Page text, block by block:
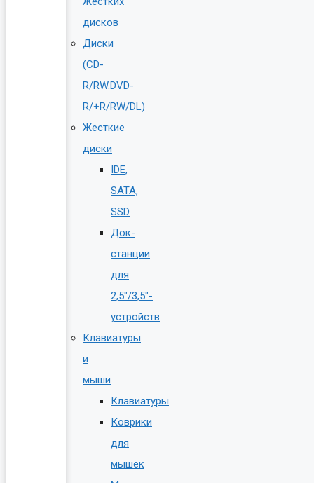
дисков
Диски
(CD-
R/RW.DVD-
R/+R/RW/DL)
Жесткие
диски
IDE,
SATA,
SSD
Док-
станции
для
2,5″/3,5″-
устройств
Клавиатуры
и
мыши
Клавиатуры
Коврики
для
мышек